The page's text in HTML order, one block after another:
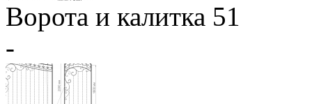
Ворота и калитка 51
-